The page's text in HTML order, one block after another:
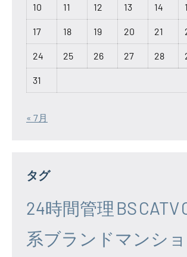
10 11 12 13 14
17 18 19 20 21
24 25 26 27 28
31
« 7月
タグ
24時間管理 BSCATV
系ブランドマンシ